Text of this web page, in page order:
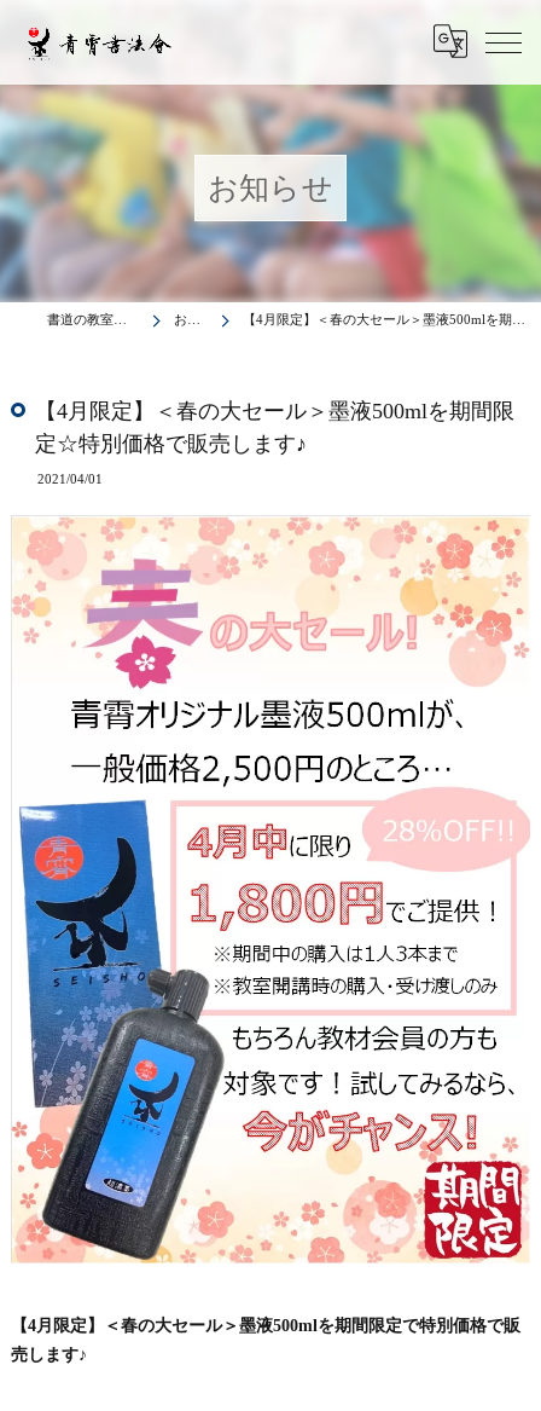
お知らせ
書道の教室は青霄書法会 お知らせ 【4月限定】＜春の大セール＞墨液500mlを期間限定☆特別価格で販売します♪
【4月限定】＜春の大セール＞墨液500mlを期間限
定☆特別価格で販売します♪
2021/04/01
【4月限定】＜春の大セール＞墨液500mlを期間限定で特別価格で販
売します♪